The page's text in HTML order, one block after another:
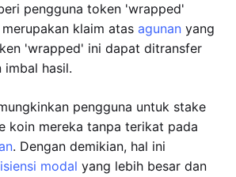
pengguna token 'wrapped'
klaim atas agunan yang
'wrapped' ini dapat ditransfer
imbal hasil.
pengguna untuk stake
koin mereka tanpa terikat pada
. Dengan demikian, hal ini
modal yang lebih besar dan